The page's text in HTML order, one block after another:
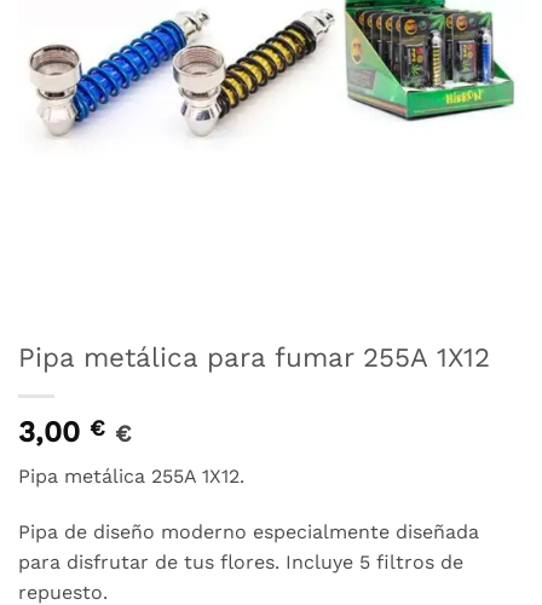
Pipa metálica para fumar 255A 1X12
3,00 € €
Pipa metálica 255A 1X12.
Pipa de diseño moderno especialmente diseñada
para disfrutar de tus flores. Incluye 5 filtros de
repuesto.